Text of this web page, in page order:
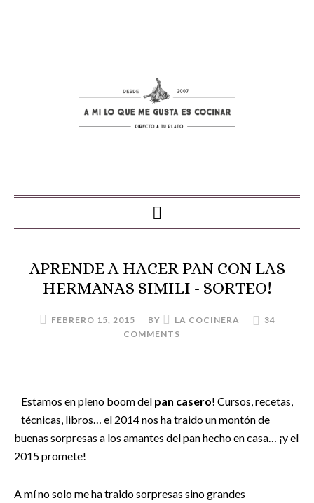
APRENDE A HACER PAN CON LAS
HERMANAS SIMILI - SORTEO!
FEBRERO 15, 2015 BY LA COCINERA
34
COMMENTS
Estamos en pleno boom del pan casero! Cursos, recetas,
técnicas, libros… el 2014 nos ha traido un montón de
buenas sorpresas a los amantes del pan hecho en casa… ¡y el
2015 promete!
A mí no solo me ha traido sorpresas sino grandes